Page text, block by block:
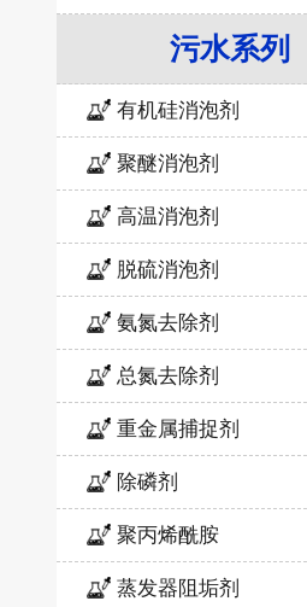
污水系列
有机硅消泡剂
聚醚消泡剂
高温消泡剂
脱硫消泡剂
氨氮去除剂
总氮去除剂
重金属捕捉剂
除磷剂
聚丙烯酰胺
蒸发器阻垢剂